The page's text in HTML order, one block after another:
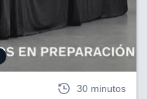
30 minutos